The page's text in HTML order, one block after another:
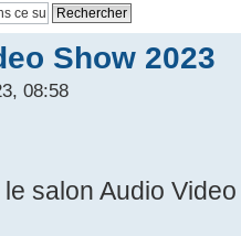
Show 2023
08:58
salon Audio